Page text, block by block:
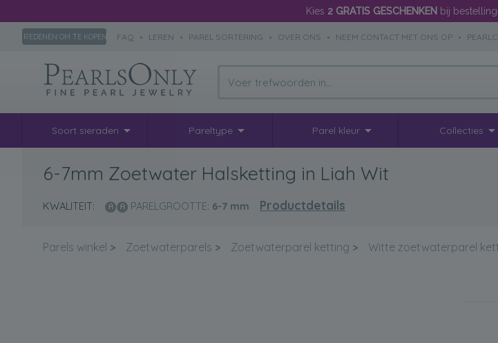
Kies 2 GRATIS GESCHENKEN bij
REDENEN OM TE KOPEN FAQ • LEREN • PAREL SORTERING • OVER ONS • NEEM CONTACT MET ONS OP •
Soort sieraden Pareltype Parel kleur Collecties
6-7mm Zoetwater Halsketting in Liah Wit
KWALITEIT: PARELGROOTTE: 6-7 mm Productdetails
Parels winkel > Zoetwaterparels > Zoetwaterparel ketting > Witte zoetwaterparel